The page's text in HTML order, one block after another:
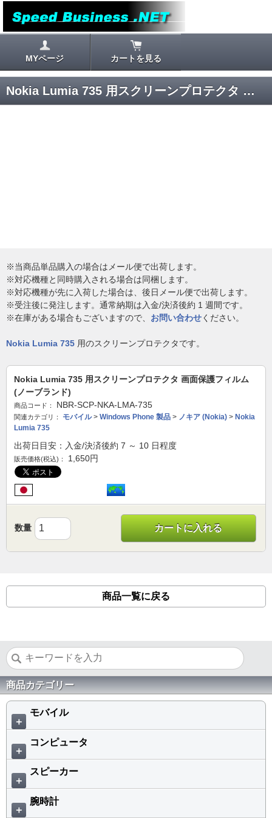
MYページ カートを見る
Nokia Lumia 735 用スクリーンプロテクタ 画面保護フィルム(ノーブランド)
※当商品単品購入の場合はメール便で出荷します。
※対応機種と同時購入される場合は同梱します。
※対応機種が先に入荷した場合は、後日メール便で出荷します。
※受注後に発注します。通常納期は入金/決済後約 1 週間です。
※在庫がある場合もございますので、 お問い合わせください。
Nokia Lumia 735 用のスクリーンプロテクタです。
Nokia Lumia 735 用スクリーンプロテクタ 画面保護フィルム
(ノーブランド)
商品コード： NBR-SCP-NKA-LMA-735
関連カテゴリ： モバイル> Windows Phone 製品 > ノキア (Nokia) > Nokia
Lumia 735
出荷日目安：入金/決済後約 7 ～ 10 日程度
販売価格(税込)： 1,650円
数量 カートに入れる
商品一覧に戻る
商品カテゴリー
＋
モバイル
＋
コンピュータ
＋
スピーカー
＋
腕時計